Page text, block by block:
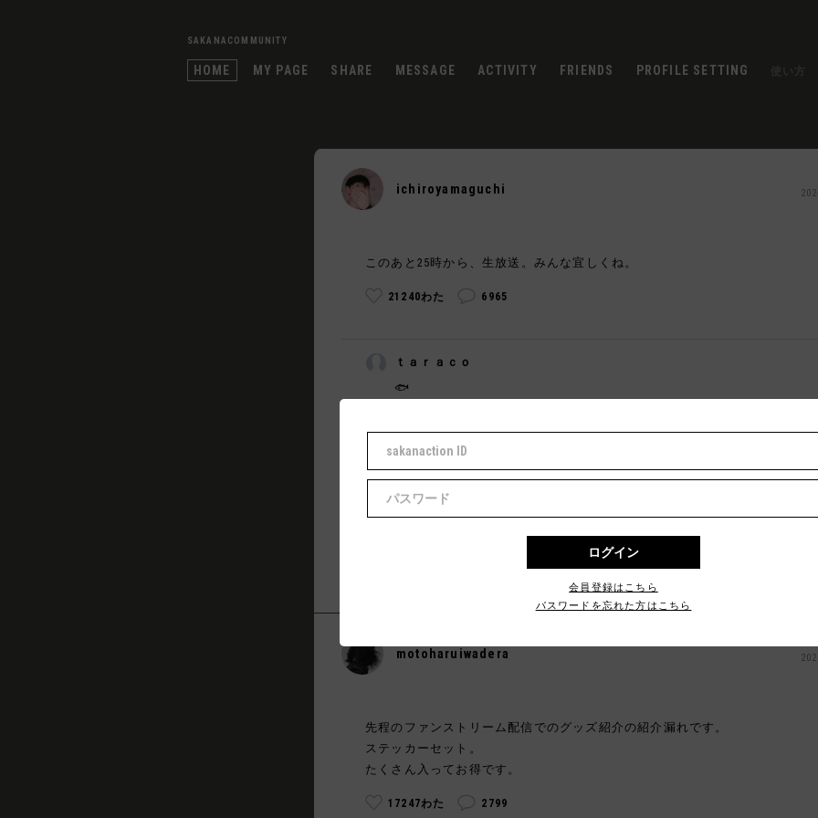
SAKANACOMMUNITY
HOME MY PAGE SHARE MESSAGE ACTIVITY FRIENDS PROFILE SETTING
ichiroyamaguchi
このあと25時から、生放送。みんな宜しくね。
21240わた 6965
ｔａｒａｃｏ
🐟
KENZO
爆笑さんとの絡み最高でした！
ねこ
motoharuiwadera
先程のファンストリーム配信でのグッズ紹介の紹介漏れです。
ステッカーセット。
たくさん入ってお得です。
17247わた 2799
会員登録はこちら
パスワードを忘れた方はこちら